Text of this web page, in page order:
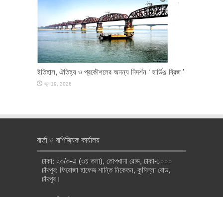
ইতিহাস, ঐতিহ্য ও প্রকৌশলের অনন্য নিদর্শন ‘ হার্ডিঞ্জ ব্রিজ ’
জুন 19, 2026
বার্তা ও বাণিজ্যিক কার্যালয়
ঢাকা: ২৩/৩-এ (৩য় তলা), তোপখানা রোড, ঢাকা-১০০০
চাঁদপুর: ফিরোজা হাফেজ শান্তি নিকেতন, কুমিল্লা রোড,
চাঁদপুর।